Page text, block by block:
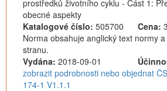
prostředků životního cyklu - Část 1:
obecné aspekty
Katalogové číslo: 505700 Cena:
Norma obsahuje anglický text normy
stranu.
Vydána: 2018-09-01
zobrazit podrobnosti nebo objednat
174-1 V1.1.1